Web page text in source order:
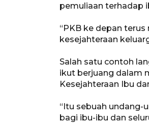
pemuliaan terhadap
“PKB ke depan
kesejahteraan
Salah satu contoh
ikut berjuang dalam
Kesejahteraan Ibu
“Itu sebuah
bagi ibu-ibu dan